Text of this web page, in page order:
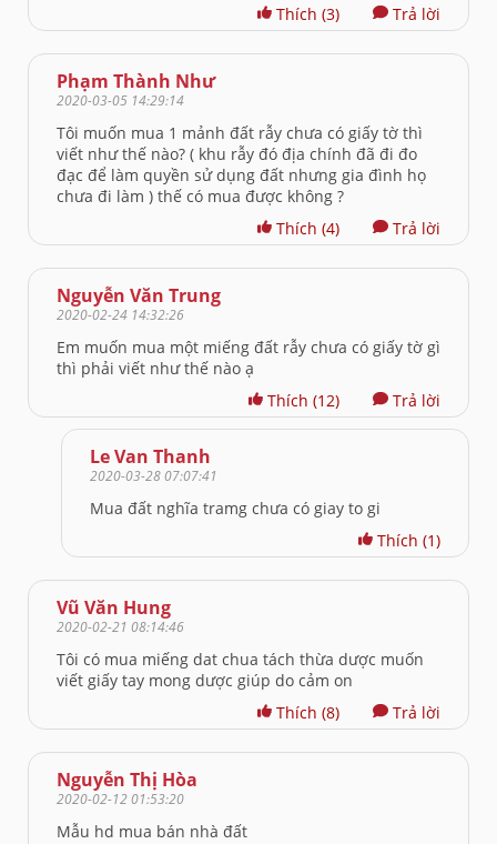
Thích (3) Trả lời
Phạm Thành Như
2020-03-05 14:29:14
Tôi muốn mua 1 mảnh đất rẫy chưa có giấy tờ thì
viết như thế nào? ( khu rẫy đó địa chính đã đi đo
đạc để làm quyền sử dụng đất nhưng gia đình họ
chưa đi làm ) thế có mua được không ?
Thích (4) Trả lời
Nguyễn Văn Trung
2020-02-24 14:32:26
Em muốn mua một miếng đất rẫy chưa có giấy tờ gì
thì phải viết như thế nào ạ
Thích (12) Trả lời
Le Van Thanh
2020-03-28 07:07:41
Mua đất nghĩa tramg chưa có giay to gi
Thích (1)
Vũ Văn Hung
2020-02-21 08:14:46
Tôi có mua miếng dat chua tách thừa dược muốn
viết giấy tay mong dược giúp do cảm on
Thích (8) Trả lời
Nguyễn Thị Hòa
2020-02-12 01:53:20
Mẫu hd mua bán nhà đất